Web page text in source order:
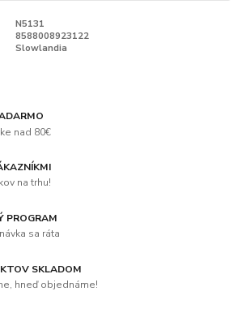
N5131
8588008923122
Slowlandia
nad 80€
na trhu!
PROGRAM
sa ráta
SKLADOM
hneď objednáme!